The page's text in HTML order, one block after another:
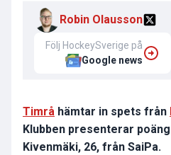
Robin Olausson
Följ HockeySverige på
Google news
Timrå hämtar in spets från
Klubben presenterar
Kivenmäki, 26, från SaiPa.